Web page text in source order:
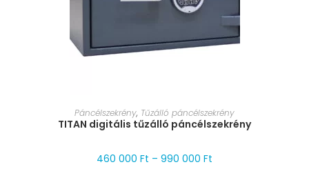
MÉRET VÁLASZTÁSA
Páncélszekrény, Tűzálló páncélszekrény
TITAN digitális tűzálló páncélszekrény
460 000 Ft – 990 000 Ft